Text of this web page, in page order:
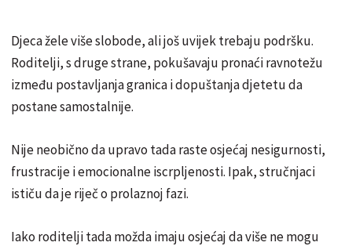
Djeca žele više slobode, ali još uvijek trebaju podršku.
Roditelji, s druge strane, pokušavaju pronaći ravnotežu
između postavljanja granica i dopuštanja djetetu da
postane samostalnije.
Nije neobično da upravo tada raste osjećaj nesigurnosti,
frustracije i emocionalne iscrpljenosti. Ipak, stručnjaci
ističu da je riječ o prolaznoj fazi.
Iako roditelji tada možda imaju osjećaj da više ne mogu